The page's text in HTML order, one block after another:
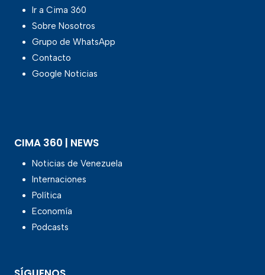
Ir a Cima 360
Sobre Nosotros
Grupo de WhatsApp
Contacto
Google Noticias
CIMA 360 | NEWS
Noticias de Venezuela
Internaciones
Política
Economía
Podcasts